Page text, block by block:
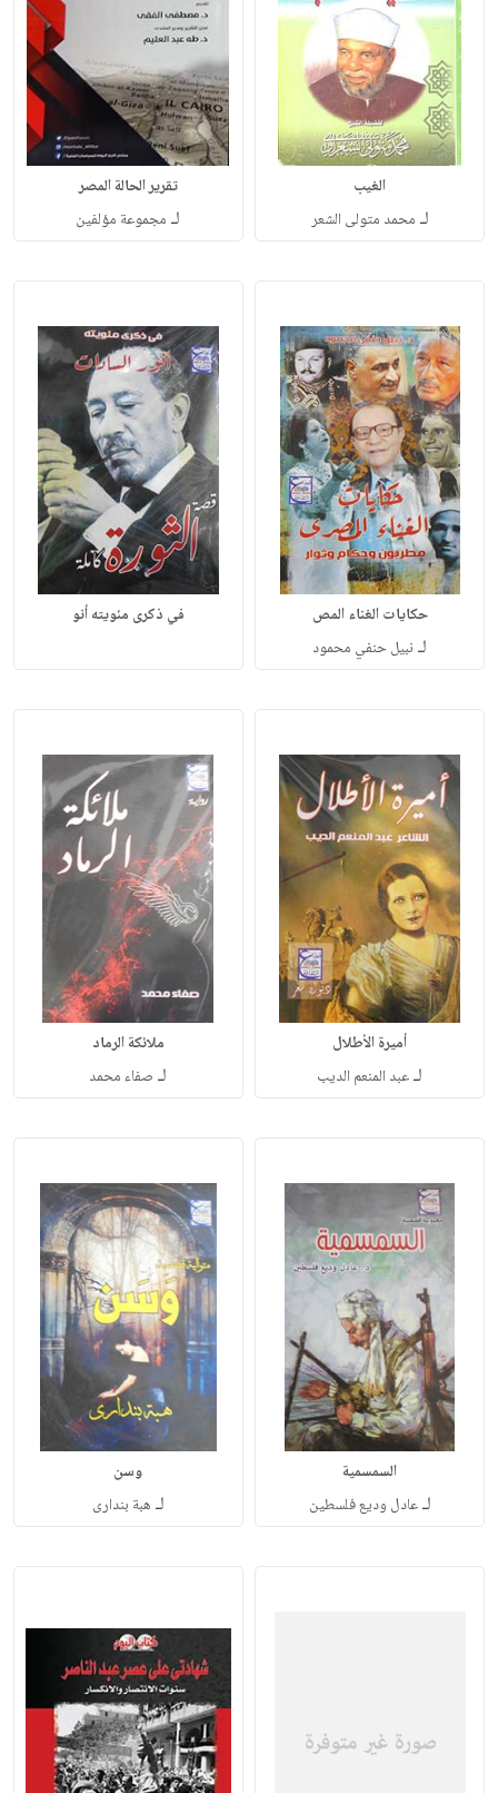
الغيب
لـ محمد متولى الشعر
تقرير الحالة المصر
لـ مجموعة مؤلفين
حكايات الغناء المص
لـ نبيل حنفي محمود
في ذكرى مئويته أنو
أميرة الأطلال
لـعبد المنعم الديب
ملائكة الرماد
لـ صفاء محمد
السمسمية
لـعادل وديع فلسطين
وسن
لـ هبة بندارى